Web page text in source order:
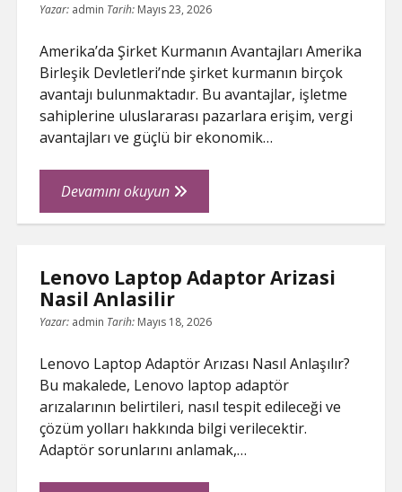
Yazar: admin Tarih: Mayıs 23, 2026
Amerika’da Şirket Kurmanın Avantajları Amerika
Birleşik Devletleri’nde şirket kurmanın birçok
avantajı bulunmaktadır. Bu avantajlar, işletme
sahiplerine uluslararası pazarlara erişim, vergi
avantajları ve güçlü bir ekonomik…
Devamını okuyunAmerikada
Sirket
Lenovo Laptop Adaptor Arizasi
Nasil Anlasilir
Yazar: admin Tarih: Mayıs 18, 2026
Lenovo Laptop Adaptör Arızası Nasıl Anlaşılır?
Bu makalede, Lenovo laptop adaptör
arızalarının belirtileri, nasıl tespit edileceği ve
çözüm yolları hakkında bilgi verilecektir.
Adaptör sorunlarını anlamak,…